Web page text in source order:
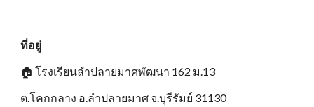
ที่อยู่
🏠โรงเรียนลำปลายมาศพัฒนา 162 ม.13
ต.โคกกลาง อ.ลำปลายมาศ จ.บุรีรัมย์ 31130